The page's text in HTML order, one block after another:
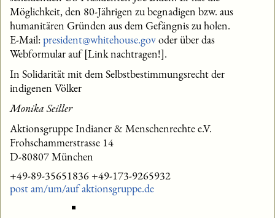
Möglichkeit, den 80-Jährigen zu begnadigen bzw. aus
humanitären Gründen aus dem Gefängnis zu holen.
E-Mail: president@whitehouse.govoder über das
Webformular auf [Link nachtragen!].
In Solidarität mit dem Selbstbestimmungsrecht der
indigenen Völker
Monika Seiller
Aktionsgruppe Indianer & Menschenrechte e.V.
Frohschammerstrasse 14
D-80807 München
+49-89-35651836 +49-173-9265932
post am/um/auf aktionsgruppe.de